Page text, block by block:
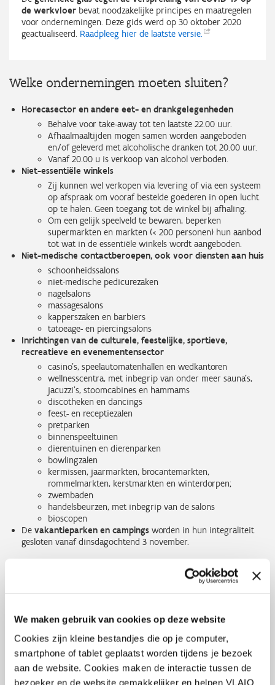
We maken gebruik van cookies op deze website
Cookies zijn kleine bestandjes die op je computer,
smartphone of tablet geplaatst worden tijdens je bezoek
aan de website. Cookies maken de interactie tussen de
bezoeker en de website gemakkelijker en helpen VLAIO
de werkvloer bevat noodzakelijke principes en maatregelen
voor ondernemingen. Deze gids werd op 30 oktober 2020
geactualiseerd. Raadpleeg hier de laatste versie.
Welke ondernemingen moeten sluiten?
Horecasector en andere eet- en drankgelegenheden
Behalve voor take-away tot ten laatste 22.00 uur.
Afhaalmaaltijden mogen samen worden aangeboden
en/of geleverd met alcoholische dranken tot 20.00 uur.
Vanaf 20.00 u is verkoop van alcohol verboden.
Niet-essentiële winkels
Zij kunnen wel verkopen via levering of via een systeem
op afspraak om vooraf bestelde goederen in open lucht
op te halen. Geen toegang tot de winkel bij afhaling.
Om een gelijk speelveld te bewaren, beperken
supermarkten en markten (< 200 personen) hun aanbod
tot wat in de essentiële winkels wordt aangeboden.
Niet-medische contactberoepen, ook voor diensten aan huis
schoonheidssalons
niet-medische pedicurezaken
nagelsalons
massagesalons
kapperszaken en barbiers
tatoeage- en piercingsalons
Inrichtingen van de culturele, feestelijke, sportieve,
recreatieve en evenementensector
casino's, speelautomatenhallen en wedkantoren
wellnesscentra, met inbegrip van onder meer sauna's,
jacuzzi's, stoomcabines en hammams
discotheken en dancings
feest- en receptiezalen
pretparken
binnenspeeltuinen
dierentuinen en dierenparken
bowlingzalen
kermissen, jaarmarkten, brocantemarkten,
rommelmarkten, kerstmarkten en winterdorpen;
zwembaden
handelsbeurzen, met inbegrip van de salons
bioscopen
De vakantieparken en campings worden in hun integraliteit
gesloten vanaf dinsdagochtend 3 november.
sluiting hun omzetverlies niet te bewijzen om in aanmerking
te komen voor hetNieuw Vlaams
beschermingsmechanisme